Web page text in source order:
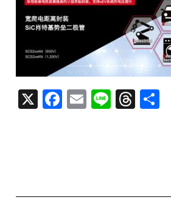
X F
a
o
E
m
Li
n
T
h
s